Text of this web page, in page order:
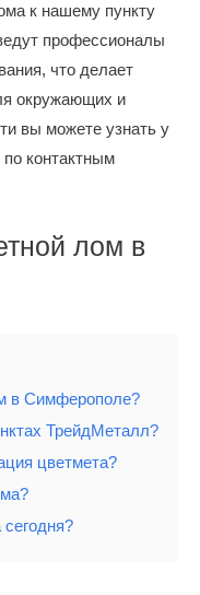
к нашему пункту
профессионалы
что делает
окружающих и
вы можете узнать у
контактным
лом в
в Симферополе?
ТрейдМеталл?
цветмета?